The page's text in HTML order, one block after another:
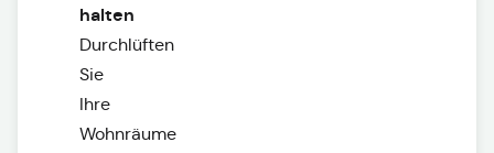
halten
Durchlüften
Sie
Ihre
Wohnräume